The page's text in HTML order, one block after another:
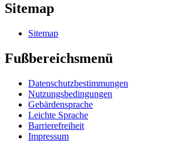
Sitemap
Sitemap
Fußbereichsmenü
Datenschutzbestimmungen
Nutzungsbedingungen
Gebärdensprache
Leichte Sprache
Barrierefreiheit
Impressum